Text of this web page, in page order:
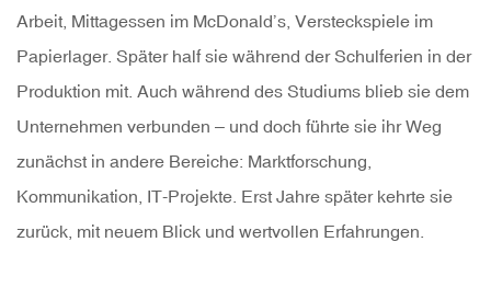
Arbeit, Mittagessen im McDonald’s, Versteckspiele im
Papierlager. Später half sie während der Schulferien in der
Produktion mit. Auch während des Studiums blieb sie dem
Unternehmen verbunden – und doch führte sie ihr Weg
zunächst in andere Bereiche: Marktforschung,
Kommunikation, IT-Projekte. Erst Jahre später kehrte sie
zurück, mit neuem Blick und wertvollen Erfahrungen.